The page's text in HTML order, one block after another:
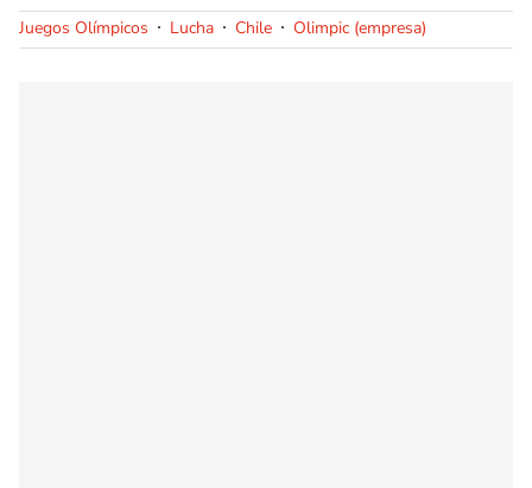
Juegos Olímpicos Lucha Chile Olimpic (empresa)